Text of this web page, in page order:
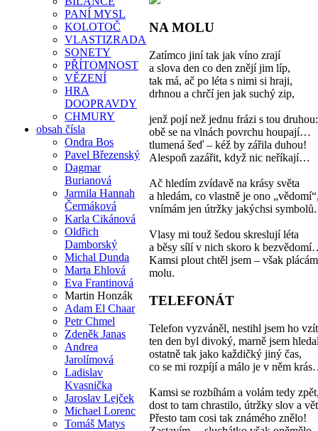
PANÍ MYSL
KOLOTOČ
VLASTIZRADA
SONETY
PŘÍTOMNOST
VĚZENÍ
HRA
DOOPRAVDY
CHMURY
obsah čísla
Ondra Bos
Pavel Březenský
Dagmar
Burianová
Jarmila Hannah
Čermáková
Karla Cikánová
Oldřich
Damborský
Michal Dunda
Marta Ehlová
Eva Frantinová
Martin Honzák
Adam El Chaar
Petr Chmel
Zdeněk Janas
Andrea
Jarolímová
Ladislav
Kvasnička
Jaroslav Lejček
Michael Lorenc
Tomáš Matys
NA MOLU
Zatímco jiní tak jak víno zrají
a slova den co den znějí jim líp,
tak má, ač po léta s nimi si hraji,
drhnou a chrčí jen jak suchý zip,
jenž pojí než jednu frázi s tou druhou:
obě se na vlnách povrchu houpají…
tlumená šeď – kéž by zářila duhou!
Alespoň zazářit, když nic neříkají…
Ač hledím zvídavě na krásy světa
a hledám, co vlastně je ono
vnímám jen útržky jakýchsi symbolů.
Vlasy mi touž šedou skreslují léta
a běsy sílí v nich skoro k
Kamsi plout chtěl jsem – však
molu.
TELEFONÁT
Telefon vyzváněl, nestihl jsem ho
ten den byl divoký, marně jsem
ostatně tak jako každičký jiný čas,
co se mi rozpíjí a málo je v něm
Kamsi se rozbíhám a volám tedy
dost to tam chrastilo, útržky slov a
Přesto tam cosi tak známého znělo!